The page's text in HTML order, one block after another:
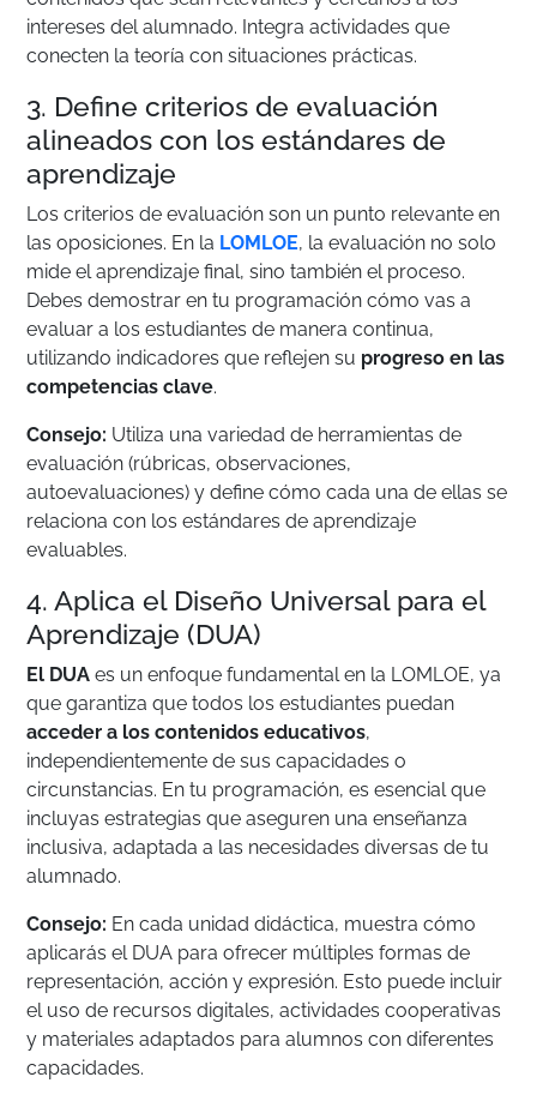
intereses del alumnado. Integra actividades que
conecten la teoría con situaciones prácticas.
3. Define criterios de evaluación
alineados con los estándares de
aprendizaje
Los criterios de evaluación son un punto relevante en
las oposiciones. En la LOMLOE, la evaluación no solo
mide el aprendizaje final, sino también el proceso.
Debes demostrar en tu programación cómo vas a
evaluar a los estudiantes de manera continua,
utilizando indicadores que reflejen su progreso en las
competencias clave.
Consejo: Utiliza una variedad de herramientas de
evaluación (rúbricas, observaciones,
autoevaluaciones) y define cómo cada una de ellas se
relaciona con los estándares de aprendizaje
evaluables.
4. Aplica el Diseño Universal para el
Aprendizaje (DUA)
El DUA es un enfoque fundamental en la LOMLOE, ya
que garantiza que todos los estudiantes puedan
acceder a los contenidos educativos,
independientemente de sus capacidades o
circunstancias. En tu programación, es esencial que
incluyas estrategias que aseguren una enseñanza
inclusiva, adaptada a las necesidades diversas de tu
alumnado.
Consejo: En cada unidad didáctica, muestra cómo
aplicarás el DUA para ofrecer múltiples formas de
representación, acción y expresión. Esto puede incluir
el uso de recursos digitales, actividades cooperativas
y materiales adaptados para alumnos con diferentes
capacidades.